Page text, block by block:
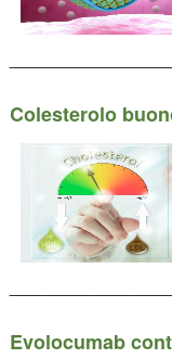
Colesterolo
Evolocumab